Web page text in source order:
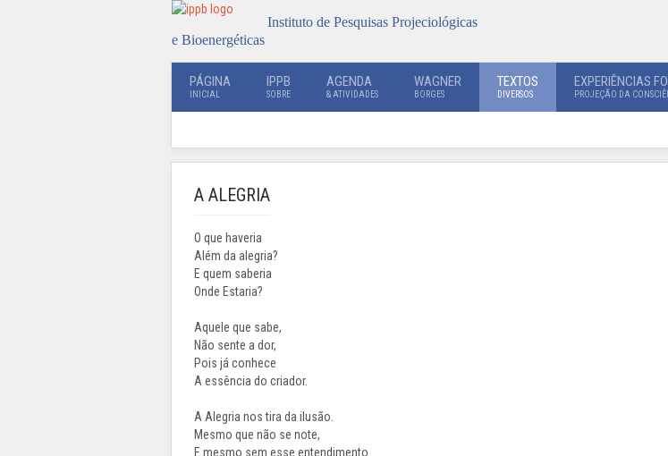
Instituto de Pesquisas Projeciológicas
e Bioenergéticas
PÁGINA
INICIAL
IPPB
SOBRE
AGENDA
& ATIVIDADES
WAGNER
BORGES
TEXTOS
DIVERSOS
EXPERIÊNCIAS
PROJEÇÃO DA
A ALEGRIA
O que haveria
Além da alegria?
E quem saberia
Onde Estaria?
Aquele que sabe,
Não sente a dor,
Pois já conhece
A essência do criador.
A Alegria nos tira da ilusão.
Mesmo que não se note,
E mesmo sem esse entendimento